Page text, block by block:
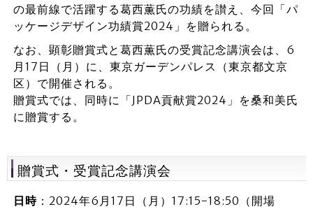
の最前線で活躍する葛西薫氏の功績を讃え、今回「パ
ッケージデザイン功績賞2024」を贈られる。
なお、顕彰贈賞式と葛西薫氏の受賞記念講演会は、6
月17日（月）に、東京ガーデンパレス（東京都文京
区）で開催される。
贈賞式では、同時に「JPDA貢献賞2024」を桑和美氏
に贈賞する。
贈賞式・受賞記念講演会
日時：2024年6月17日（月）17:15-18:50（開場